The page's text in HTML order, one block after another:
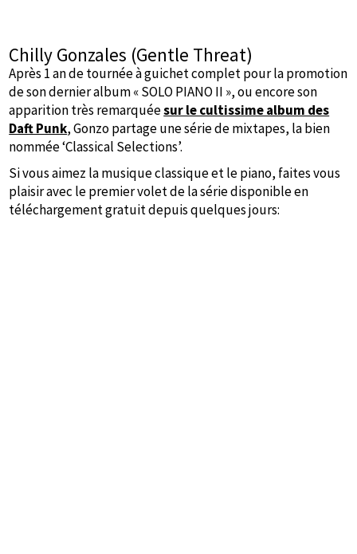
Chilly Gonzales (Gentle Threat)
Après 1 an de tournée à guichet complet pour la promotion
de son dernier album « SOLO PIANO II », ou encore son
apparition très remarquéesur le cultissime album des
Daft Punk, Gonzo partage une série de mixtapes, la bien
nommée ‘Classical Selections’.
Si vous aimez la musique classique et le piano, faites vous
plaisir avec le premier volet de la série disponible en
téléchargement gratuit depuis quelques jours: